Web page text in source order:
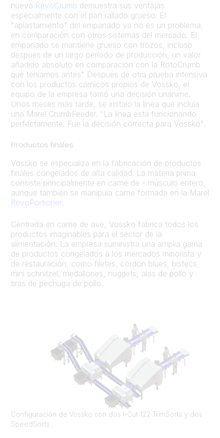
nueva RevoCrumb demuestra sus ventajas
especialmente con el pan rallado grueso. El
"aplastamiento" del empanado ya no es un problema,
en comparación con otros sistemas del mercado. El
empanado se mantiene grueso con trozos, incluso
después de un largo período de producción, un valor
añadido absoluto en comparación con la RotoCrumb
que teníamos antes" Después de otra prueba intensiva
con los productos cárnicos propios de Vossko, el
equipo de la empresa tomó una decisión unánime.
Unos meses más tarde, se instaló la línea que incluía
una Marel CrumbFeeder. “La línea está funcionando
perfectamente. Fue la decisión correcta para Vossko".
Productos finales
Vossko se especializa en la fabricación de productos
finales congelados de alta calidad. La materia prima
consiste principalmente en carne de - músculo entero,
aunque también se manipula carne formada en la Marel
RevoPortioner.
Centrada en carne de ave, Vossko fabrica todos los
productos imaginables para el sector de la
alimentación. La empresa suministra una amplia gama
de productos congelados a los mercados minorista y
de restauración, como filetes, cordon blues, bistecs,
mini schnitzel, medallones, nuggets, alas de pollo y
tiras de pechuga de pollo.
Configuración de Vossko con dos I-Cut 122 TrimSorts y dos
SpeedSorts